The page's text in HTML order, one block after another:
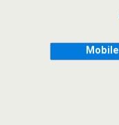
Mobile